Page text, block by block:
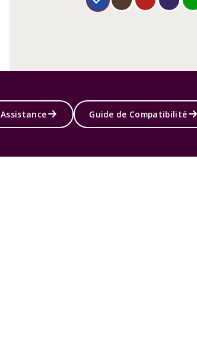
Assistance Guide de Compatibilité